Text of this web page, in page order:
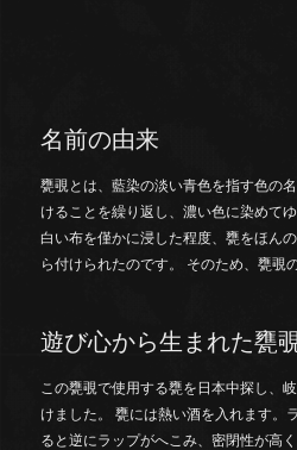
名前の由来
甕覗とは、藍染の淡い青色を指す色の
けることを繰り返し、濃い色に染めて
白い布を僅かに浸した程度、甕をほん
ら付けられたのです。 そのため、甕覗
遊び心から生まれた甕
この甕覗で使用する甕を日本中探し、
けました。 甕には熱い酒を入れます。
ると逆にラップがへこみ、密閉性が高